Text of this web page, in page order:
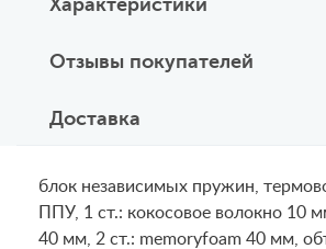
Характеристики
Отзывы покупателей
Доставка
блок независимых пружин,
ППУ, 1 ст.: кокосовое волокно 10
40 мм, 2 ст.: memoryfoam 40 мм,